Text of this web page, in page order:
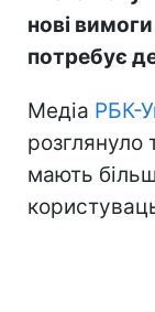
нові
потребує
Медіа РБК-
розглянуло
мають